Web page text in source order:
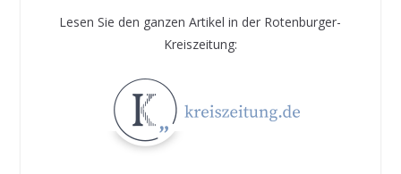
Lesen Sie den ganzen Artikel in der Rotenburger-
Kreiszeitung: